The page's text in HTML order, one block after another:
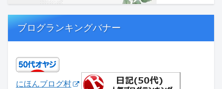
ブログランキングバナー
にほんブログ村